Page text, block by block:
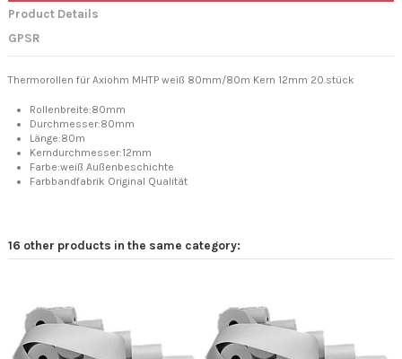
Product Details
GPSR
Thermorollen für Axiohm MHTP weiß 80mm/80m Kern 12mm 20.stück
Rollenbreite:80mm
Durchmesser:80mm
Länge:80m
Kerndurchmesser:12mm
Farbe:weiß Außenbeschichte
Farbbandfabrik Original Qualität
16 other products in the same category: